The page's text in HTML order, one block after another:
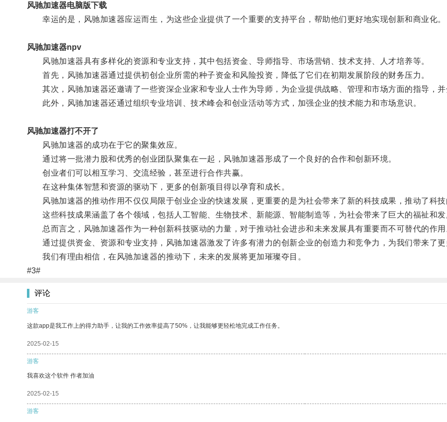
风驰加速器电脑版下载
幸运的是，风驰加速器应运而生，为这些企业提供了一个重要的支持平台，帮助他们更好地实现创新和商业化。
风驰加速器npv
风驰加速器具有多样化的资源和专业支持，其中包括资金、导师指导、市场营销、技术支持、人才培养等。
首先，风驰加速器通过提供初创企业所需的种子资金和风险投资，降低了它们在初期发展阶段的财务压力。
其次，风驰加速器还邀请了一些资深企业家和专业人士作为导师，为企业提供战略、管理和市场方面的指导，并
此外，风驰加速器还通过组织专业培训、技术峰会和创业活动等方式，加强企业的技术能力和市场意识。
风驰加速器打不开了
风驰加速器的成功在于它的聚集效应。
通过将一批潜力股和优秀的创业团队聚集在一起，风驰加速器形成了一个良好的合作和创新环境。
创业者们可以相互学习、交流经验，甚至进行合作共赢。
在这种集体智慧和资源的驱动下，更多的创新项目得以孕育和成长。
风驰加速器的推动作用不仅仅局限于创业企业的快速发展，更重要的是为社会带来了新的科技成果，推动了科技
这些科技成果涵盖了各个领域，包括人工智能、生物技术、新能源、智能制造等，为社会带来了巨大的福祉和发
总而言之，风驰加速器作为一种创新科技驱动的力量，对于推动社会进步和未来发展具有重要而不可替代的作用
通过提供资金、资源和专业支持，风驰加速器激发了许多有潜力的创新企业的创造力和竞争力，为我们带来了更
我们有理由相信，在风驰加速器的推动下，未来的发展将更加璀璨夺目。
#3#
评论
游客
这款app是我工作上的得力助手，让我的工作效率提高了50%，让我能够更轻松地完成工作任务。
2025-02-15
游客
我喜欢这个软件 作者加油
2025-02-15
游客